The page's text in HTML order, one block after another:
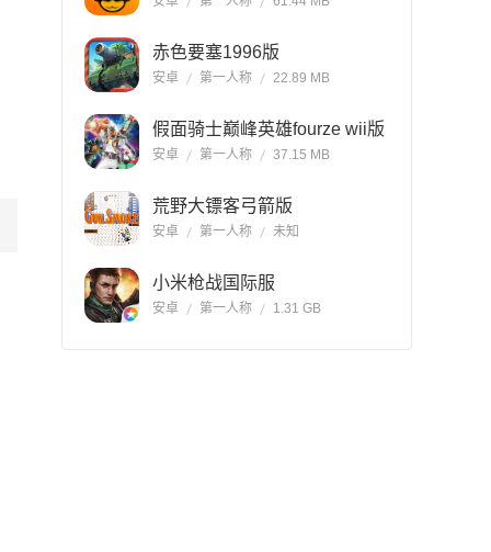
赤色要塞1996版
安卓 第一人称 22.89 MB
假面骑士巅峰英雄fourze wii版
安卓 第一人称 37.15 MB
荒野大镖客弓箭版
安卓 第一人称 未知
小米枪战国际服
安卓 第一人称 1.31 GB